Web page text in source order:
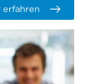
erfahren